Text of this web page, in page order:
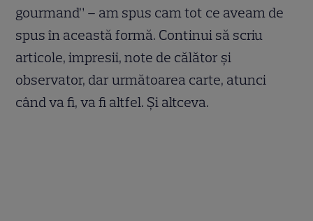
gourmand” – am spus cam tot ce aveam de
spus în această formă. Continui să scriu
articole, impresii, note de călător şi
observator, dar următoarea carte, atunci
când va fi, va fi altfel. Şi altceva.